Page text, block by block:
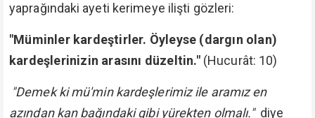
yaprağındaki ayeti kerimeye ilişti gözleri:
"Müminler kardeştirler. Öyleyse (dargın olan)
kardeşlerinizin arasını düzeltin." (Hucurât: 10)
"Demek ki mü'min kardeşlerimiz ile aramız en
azından kan bağındaki gibi yürekten olmalı." diye